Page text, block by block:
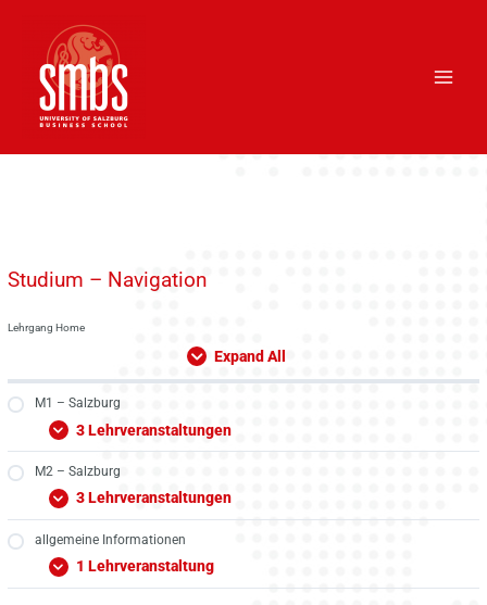
content
Studium – Navigation
Lehrgang Home
Expand All
M1 – Salzburg
3 Lehrveranstaltungen
M2 – Salzburg
3 Lehrveranstaltungen
allgemeine Informationen
1 Lehrveranstaltung